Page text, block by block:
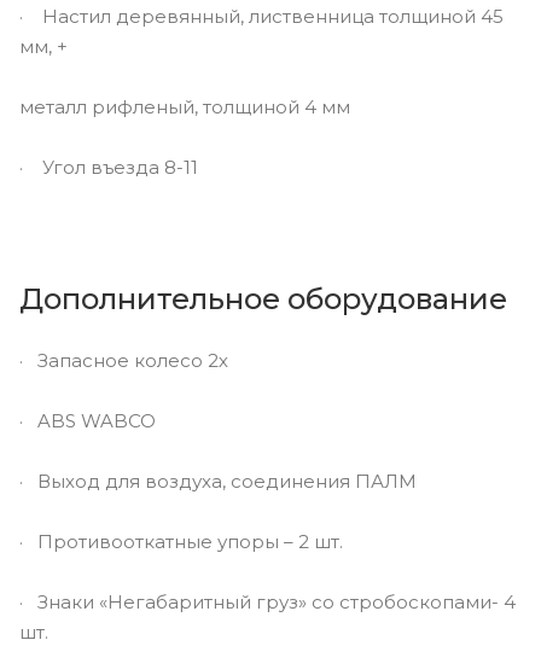
· Настил деревянный, лиственница толщиной 45
мм, +
металл рифленый, толщиной 4 мм
· Угол въезда 8-11
Дополнительное оборудование
· Запасное колесо 2х
· ABS WABCO
· Выход для воздуха, соединения ПАЛМ
· Противооткатные упоры – 2 шт.
· Знаки «Негабаритный груз» со стробоскопами- 4
шт.